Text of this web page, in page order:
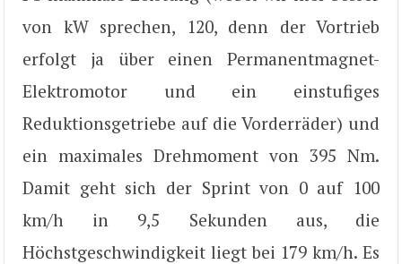
von kW sprechen, 120, denn der Vortrieb
erfolgt ja über einen Permanentmagnet-
Elektromotor und ein einstufiges
Reduktionsgetriebe auf die Vorderräder) und
ein maximales Drehmoment von 395 Nm.
Damit geht sich der Sprint von 0 auf 100
km/h in 9,5 Sekunden aus, die
Höchstgeschwindigkeit liegt bei 179 km/h. Es